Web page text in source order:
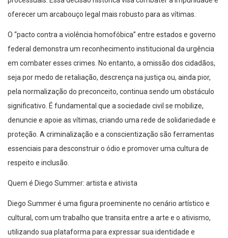
oferecer um arcabouço legal mais robusto para as vítimas.
O “pacto contra a violência homofóbica” entre estados e governo
federal demonstra um reconhecimento institucional da urgência
em combater esses crimes. No entanto, a omissão dos cidadãos,
seja por medo de retaliação, descrença na justiça ou, ainda pior,
pela normalização do preconceito, continua sendo um obstáculo
significativo. É fundamental que a sociedade civil se mobilize,
denuncie e apoie as vítimas, criando uma rede de solidariedade e
proteção. A criminalização e a conscientização são ferramentas
essenciais para desconstruir o ódio e promover uma cultura de
respeito e inclusão.
Quem é Diego Summer: artista e ativista
Diego Summer é uma figura proeminente no cenário artístico e
cultural, com um trabalho que transita entre a arte e o ativismo,
utilizando sua plataforma para expressar sua identidade e